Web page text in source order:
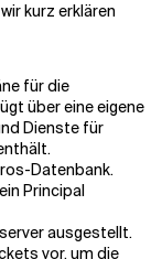
kurz erklären
für die
über eine eigene
Dienste für
Datenbank.
Principal
ausgestellt.
vor, um die